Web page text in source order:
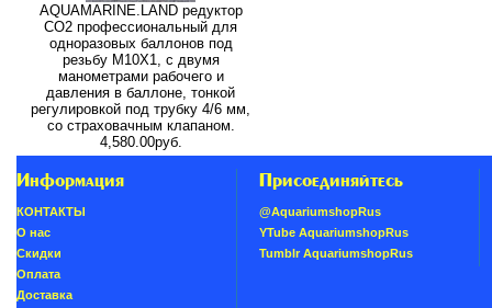
AQUAMARINE.LAND редуктор
СО2 профессиональный для
одноразовых баллонов под
резьбу M10X1, с двумя
манометрами рабочего и
давления в баллоне, тонкой
регулировкой под трубку 4/6 мм,
со страховачным клапаном.
4,580.00руб.
Информация
КОНТАКТЫ
О нас
Скидки
Oплатa
Доставка
Присоединяйтесь
@AquariumshopRus
YTube AquariumshopRus
Tumblr AquariumshopRus